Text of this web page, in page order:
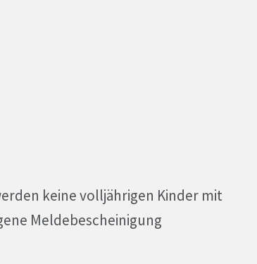
keine volljährigen Kinder mit
Meldebescheinigung